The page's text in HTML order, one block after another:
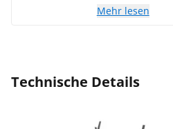
Mehr lesen
Technische Details